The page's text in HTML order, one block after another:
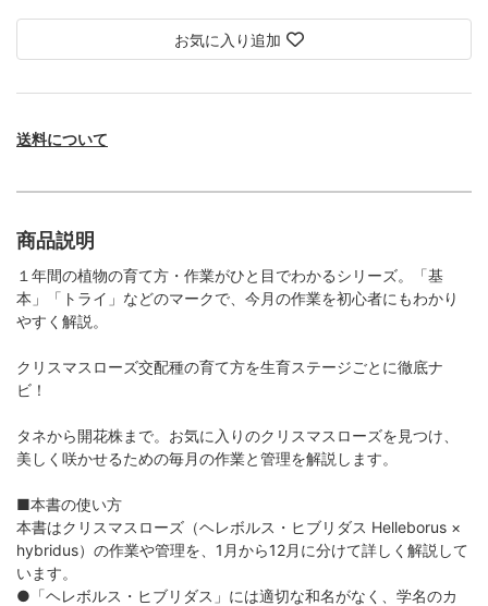
お気に入り追加
送料について
商品説明
１年間の植物の育て方・作業がひと目でわかるシリーズ。「基
本」「トライ」などのマークで、今月の作業を初心者にもわかり
やすく解説。
クリスマスローズ交配種の育て方を生育ステージごとに徹底ナ
ビ！
タネから開花株まで。お気に入りのクリスマスローズを見つけ、
美しく咲かせるための毎月の作業と管理を解説します。
■本書の使い方
本書はクリスマスローズ（ヘレボルス・ヒブリダス Helleborus ×
hybridus）の作業や管理を、1月から12月に分けて詳しく解説して
います。
●「ヘレボルス・ヒブリダス」には適切な和名がなく、学名のカ